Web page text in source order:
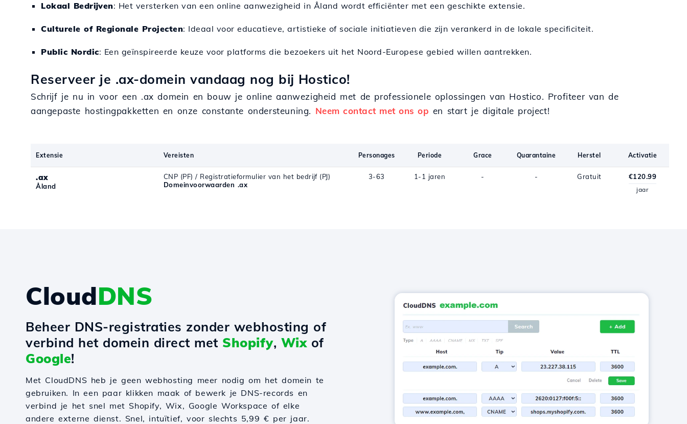
Lokaal Bedrijven: Het versterken van een online aanwezigheid in Åland wordt efficiënter met een geschikte extensie.
Culturele of Regionale Projecten: Ideaal voor educatieve, artistieke of sociale initiatieven die zijn verankerd in de lokale specificiteit.
Public Nordic: Een geïnspireerde keuze voor platforms die bezoekers uit het Noord-Europese gebied willen aantrekken.
Reserveer je .ax-domein vandaag nog bij Hostico!
Schrijf je nu in voor een .ax domein en bouw je online aanwezigheid met de professionele oplossingen van Hostico. Profiteer van de
aangepaste hostingpakketten en onze constante ondersteuning. Neem contact met ons op en start je digitale project!
Extensie Vereisten Personages Periode Grace Quarantaine Herstel Activatie
.ax
Åland
CNP (PF) / Registratieformulier van het bedrijf (PJ)
Domeinvoorwaarden .ax
3-63 1-1 jaren - - Gratuit €120.99
jaar
CloudDNS
Beheer DNS-registraties zonder webhosting of
verbind het domein direct met Shopify, Wixof
Google!
Met CloudDNS heb je geen webhosting meer nodig om het domein te
gebruiken. In een paar klikken maak of bewerk je DNS-records en
verbind je het snel met Shopify, Wix, Google Workspace of elke
andere externe dienst. Snel, intuïtief, voor slechts 5,99 € per jaar.